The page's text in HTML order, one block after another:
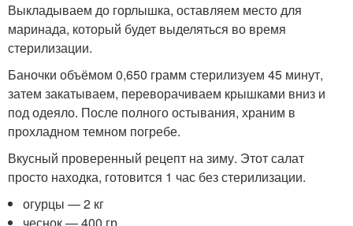
Выкладываем до горлышка, оставляем место для
маринада, который будет выделяться во время
стерилизации.
Баночки объёмом 0,650 грамм стерилизуем 45 минут,
затем закатываем, переворачиваем крышками вниз и
под одеяло. После полного остывания, храним в
прохладном темном погребе.
Вкусный проверенный рецепт на зиму. Этот салат
просто находка, готовится 1 час без стерилизации.
огурцы — 2 кг